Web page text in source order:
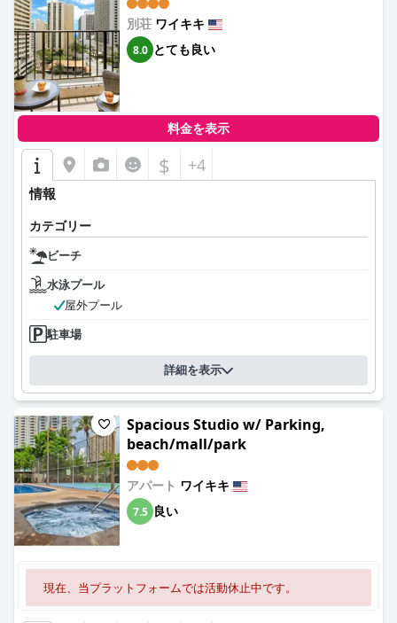
別荘 ワイキキ
8.0 とても良い
料金を表示
$ +4
情報
カテゴリー
ビーチ
水泳プール
屋外プール
駐車場
詳細を表示
Spacious Studio w/ Parking,
beach/mall/park
アパート ワイキキ
7.5 良い
現在、当プラットフォームでは活動休止中です。